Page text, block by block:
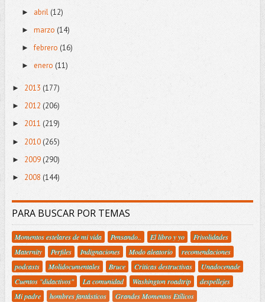
► abril (12)
► marzo (14)
►febrero (16)
► enero (11)
► 2013 (177)
► 2012 (206)
► 2011 (219)
► 2010(265)
► 2009(290)
► 2008 (144)
PARA BUSCAR POR TEMAS
Momentos estelares de mi vida Pensando.. El libro y yo
Frivolidades
Maternity
Perfiles Indignaciones Modo aleatorio
recomendaciones
podcasts
Molidocumentales Bruce Criticas destructivas
Unadocenade
Cuentos "didactivos"
La comunidad Washington roadtrip
despellejes
Mi padre
hombres fantásticos
Grandes Momentos Etílicos